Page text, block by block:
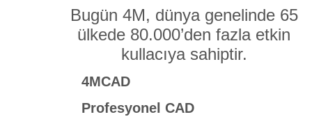
Bugün 4M, dünya genelinde 65
ülkede 80.000’den fazla etkin
kullacıya sahiptir.
4MCAD
Profesyonel CAD